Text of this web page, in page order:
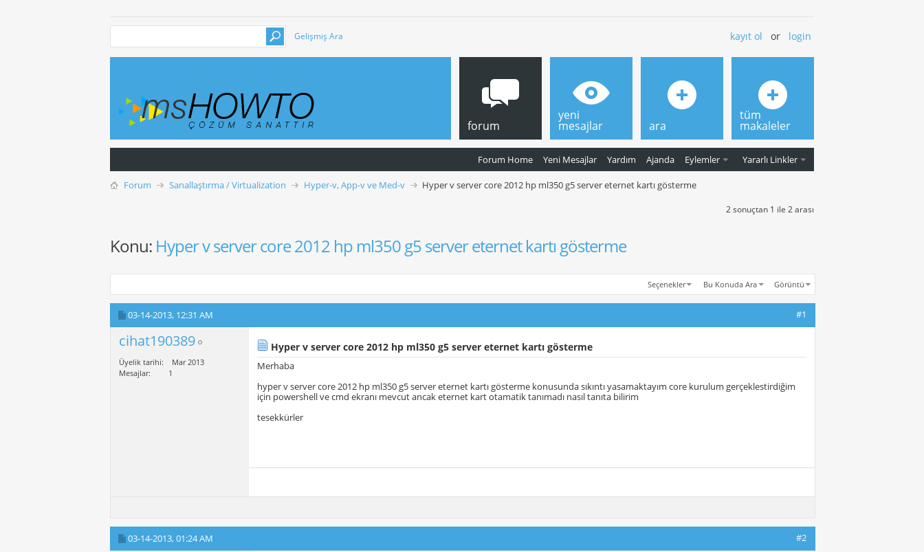
Gelişmiş Ara kayıt ol or login
forum
Forum Home Yeni Mesajlar Yardım Ajanda Eylemler Yararlı Linkler
yeni
mesajlar ara
tüm
makaleler
Forum Sanallaştırma / Virtualization Hyper-v, App-v ve Med-v Hyper v server core 2012 hp ml350 g5 server eternet kartı gösterme
2 sonuçtan 1 ile 2 arası
Konu: Hyper v server core 2012 hp ml350 g5 server eternet kartı gösterme
Seçenekler Bu Konuda Ara Görüntü
03-14-2013, 12:31 AM #1
cihat190389
Üyelik tarihi
Mar 2013
Mesajlar
1
Hyper v server core 2012 hp ml350 g5 server eternet kartı gösterme
Merhaba
hyper v server core 2012 hp ml350 g5 server eternet kartı gösterme konusunda sıkıntı yasamaktayım core kurulum gerçeklestirdiğim
için powershell ve cmd ekranı mevcut ancak eternet kart otamatik tanımadı nasıl tanıta bilirim
tesekkürler
03-14-2013,01:24 AM #2